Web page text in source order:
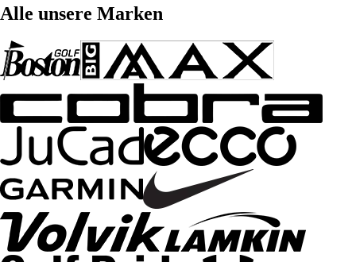
Alle unsere Marken